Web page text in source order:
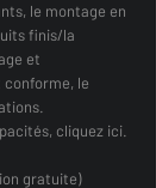
le montage en
finis/la
et
le
cliquez ici.
gratuite)